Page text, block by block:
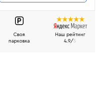
Своя
парковка
Наш рейтинг
4.9/5